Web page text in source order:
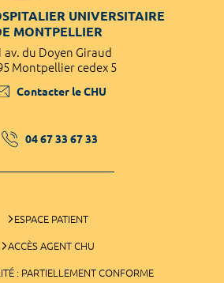
UNIVERSITAIRE
MONTPELLIER
av. du Doyen Giraud
Montpellier cedex 5
Contacter le CHU
04 67 33 67 33
ESPACE PATIENT
ACCÈS AGENT CHU
: PARTIELLEMENT CONFORME